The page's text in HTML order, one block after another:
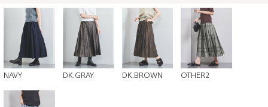
NAVY DK.GRAY DK.BROWN OTHER2